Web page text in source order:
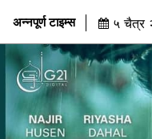
अन्नपूर्ण टाइम्स ५ चैत्र